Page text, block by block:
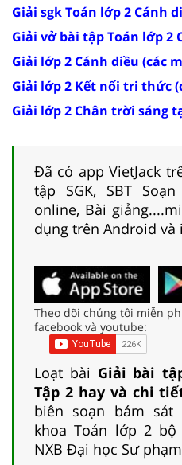
Giải sgk Toán lớp 2 Cánh
Giải vở bài tập Toán lớp 2
Giải lớp 2 Cánh diều (các
Giải lớp 2 Kết nối tri thức
Giải lớp 2 Chân trời sáng
Đã có app VietJack
tập SGK, SBT
online, Bài
dụng trên Android và
Theo dõi chúng tôi miễn
facebook và youtube:
Loạt bài Giải bài
Tập 2 hay và chi
biên soạn bám sát
khoa Toán lớp 2 bộ
NXB Đại học Sư